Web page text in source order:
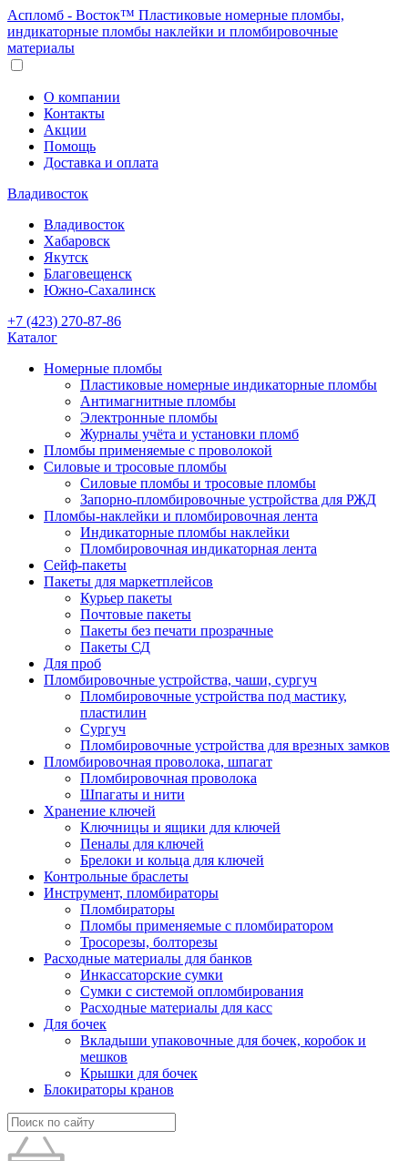
Аспломб - Восток™ Пластиковые номерные пломбы,
индикаторные пломбы наклейки и пломбировочные
материалы
О компании
Контакты
Акции
Помощь
Доставка и оплата
Владивосток
Владивосток
Хабаровск
Якутск
Благовещенск
Южно-Сахалинск
+7 (423) 270-87-86
Каталог
Номерные пломбы
Пластиковые номерные индикаторные пломбы
Антимагнитные пломбы
Электронные пломбы
Журналы учёта и установки пломб
Пломбы применяемые с проволокой
Силовые и тросовые пломбы
Силовые пломбы и тросовые пломбы
Запорно-пломбировочные устройства для РЖД
Пломбы-наклейки и пломбировочная лента
Индикаторные пломбы наклейки
Пломбировочная индикаторная лента
Сейф-пакеты
Пакеты для маркетплейсов
Курьер пакеты
Почтовые пакеты
Пакеты без печати прозрачные
Пакеты СД
Для проб
Пломбировочные устройства, чаши, сургуч
Пломбировочные устройства под мастику,
пластилин
Сургуч
Пломбировочные устройства для врезных замков
Пломбировочная проволока, шпагат
Пломбировочная проволока
Шпагаты и нити
Хранение ключей
Ключницы и ящики для ключей
Пеналы для ключей
Брелоки и кольца для ключей
Контрольные браслеты
Инструмент, пломбираторы
Пломбираторы
Пломбы применяемые с пломбиратором
Тросорезы, болторезы
Расходные материалы для банков
Инкассаторские сумки
Сумки с системой опломбирования
Расходные материалы для касс
Для бочек
Вкладыши упаковочные для бочек, коробок и
мешков
Крышки для бочек
Блокираторы кранов